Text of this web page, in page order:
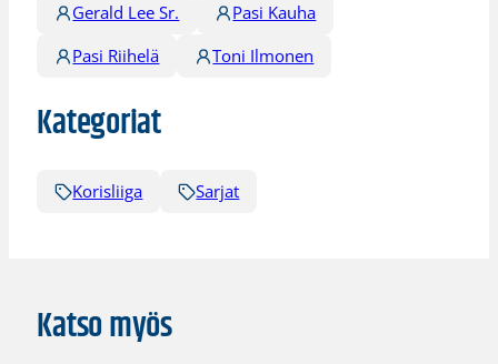
Gerald Lee Sr.
Pasi Kauha
Pasi Riihelä
Toni Ilmonen
Kategoriat
Korisliiga Sarjat
Katso myös